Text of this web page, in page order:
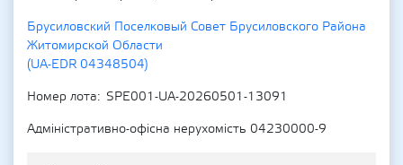
Брусиловский Поселковый Совет Брусиловского Района
Житомирской Области
(UA-EDR 04348504)
Номер лота
SPE001-UA-20260501-13091
Адміністративно-офісна нерухомість 04230000-9